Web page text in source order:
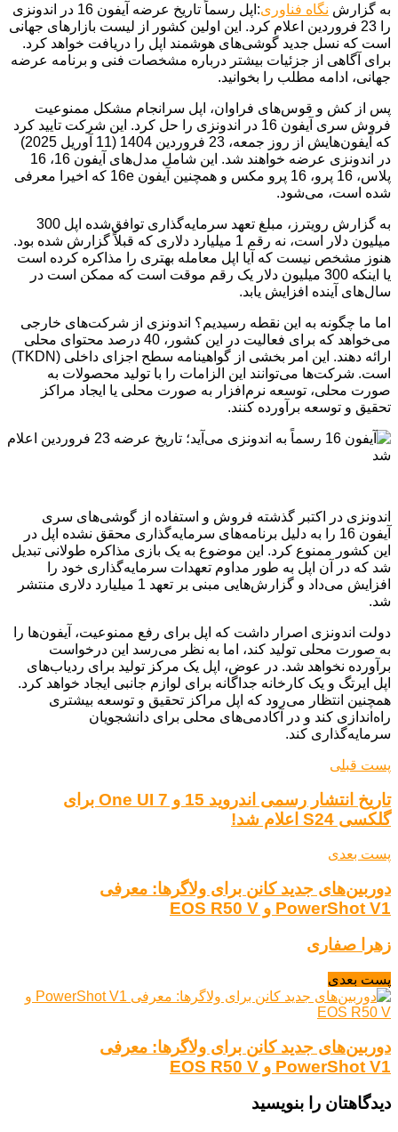
به گزارش نگاه فناوری
:اپل رسماً تاریخ عرضه آیفون 16 در اندونزی
را 23 فروردین اعلام کرد. این اولین کشور از لیست بازارهای جهانی
است که نسل جدید گوشی‌های هوشمند اپل را دریافت خواهد کرد.
برای آگاهی از جزئیات بیشتر درباره مشخصات فنی و برنامه عرضه
جهانی، ادامه مطلب را بخوانید.
پس از کش و قوس‌های فراوان، اپل سرانجام مشکل ممنوعیت
فروش سری آیفون 16 در اندونزی را حل کرد. این شرکت تایید کرد
که آیفون‌هایش از روز جمعه، 23 فروردین 1404 (11 آوریل 2025)
در اندونزی عرضه خواهند شد. این شامل مدل‌های آیفون 16، 16
پلاس، 16 پرو، 16 پرو مکس و همچنین آیفون 16e که اخیرا معرفی
شده است، می‌شود.
به گزارش رویترز، مبلغ تعهد سرمایه‌گذاری توافق‌شده اپل 300
میلیون دلار است، نه رقم 1 میلیارد دلاری که قبلاً گزارش شده بود.
هنوز مشخص نیست که آیا اپل معامله بهتری را مذاکره کرده است
یا اینکه 300 میلیون دلار یک رقم موقت است که ممکن است در
سال‌های آینده افزایش یابد.
اما ما چگونه به این نقطه رسیدیم؟ اندونزی از شرکت‌های خارجی
می‌خواهد که برای فعالیت در این کشور، 40 درصد محتوای محلی
ارائه دهند. این امر بخشی از گواهینامه سطح اجزای داخلی (TKDN)
است. شرکت‌ها می‌توانند این الزامات را با تولید محصولات به
صورت محلی، توسعه نرم‌افزار به صورت محلی یا ایجاد مراکز
تحقیق و توسعه برآورده کنند.
اندونزی در اکتبر گذشته فروش و استفاده از گوشی‌های سری
آیفون 16 را به دلیل برنامه‌های سرمایه‌گذاری محقق نشده اپل در
این کشور ممنوع کرد. این موضوع به یک بازی مذاکره طولانی تبدیل
شد که در آن اپل به طور مداوم تعهدات سرمایه‌گذاری خود را
افزایش می‌داد و گزارش‌هایی مبنی بر تعهد 1 میلیارد دلاری منتشر
شد.
دولت اندونزی اصرار داشت که اپل برای رفع ممنوعیت، آیفون‌ها را
به صورت محلی تولید کند، اما به نظر می‌رسد این درخواست
برآورده نخواهد شد. در عوض، اپل یک مرکز تولید برای ردیاب‌های
اپل ایرتگ و یک کارخانه جداگانه برای لوازم جانبی ایجاد خواهد کرد.
همچنین انتظار می‌رود که اپل مراکز تحقیق و توسعه بیشتری
راه‌اندازی کند و در آکادمی‌های محلی برای دانشجویان
سرمایه‌گذاری کند.
پست قبلی
تاریخ انتشار رسمی اندروید 15 و One UI 7 برای
گلکسی S24 اعلام شد!
پست بعدی
دوربین‌های جدید کانن برای ولاگرها: معرفی
PowerShot V1 و EOS R50 V
زهرا صفاری
پست بعدی
دوربین‌های جدید کانن برای ولاگرها: معرفی
PowerShot V1 و EOS R50 V
دیدگاهتان را بنویسید